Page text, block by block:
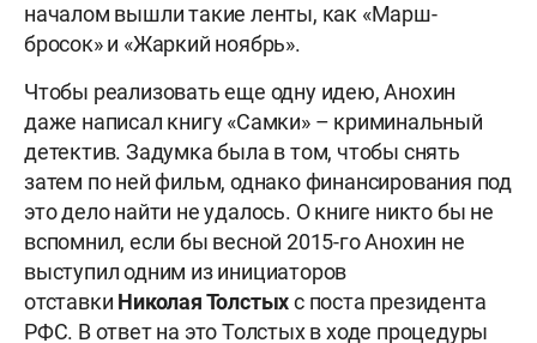
началом вышли такие ленты, как «Марш-
бросок» и «Жаркий ноябрь».
Чтобы реализовать еще одну идею, Анохин
даже написал книгу «Самки» – криминальный
детектив. Задумка была в том, чтобы снять
затем по ней фильм, однако финансирования под
это дело найти не удалось. О книге никто бы не
вспомнил, если бы весной 2015-го Анохин не
выступил одним из инициаторов
отставки Николая Толстыхс поста президента
РФС. В ответ на это Толстых в ходе процедуры